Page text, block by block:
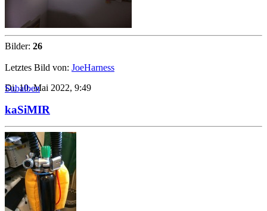
Bilder: 26
Letztes Bild von: JoeHarness
Di, 10. Mai 2022, 9:49
Subalben
kaSiMIR